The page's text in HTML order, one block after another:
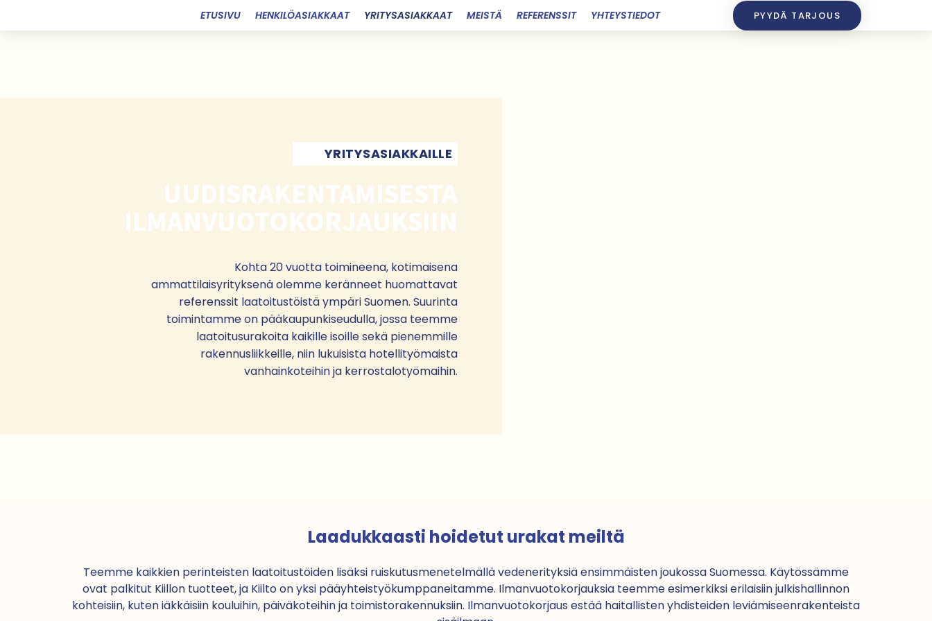
ETUSIVU HENKILÖASIAKKAAT YRITYSASIAKKAAT MEISTÄ REFERENSSIT YHTEYSTIEDOT PYYDÄ TARJOUS
YRITYSASIAKKAILLE
UUDISRAKENTAMISESTA
ILMANVUOTOKORJAUKSIIN
Kohta 20 vuotta toimineena, kotimaisena
ammattilaisyrityksenä olemme keränneet huomattavat
referenssit laatoitustöistä ympäri Suomen. Suurinta
toimintamme on pääkaupunkiseudulla, jossa teemme
laatoitusurakoita kaikille isoille sekä pienemmille
rakennusliikkeille, niin lukuisista hotellityömaista
vanhainkoteihin ja kerrostalotyömaihin.
Laadukkaasti hoidetut urakat meiltä
Teemme kaikkien perinteisten laatoitustöiden lisäksi ruiskutusmenetelmällä vedenerityksiä ensimmäisten joukossa Suomessa. Käytössämme
ovat palkitut Kiillon tuotteet, ja Kiilto on yksi pääyhteistyökumppaneitamme. Ilmanvuotokorjauksia teemme esimerkiksi erilaisiin julkishallinnon
kohteisiin, kuten iäkkäisiin kouluihin, päiväkoteihin ja toimistorakennuksiin. Ilmanvuotokorjaus estää haitallisten yhdisteiden leviämiseenrakenteista